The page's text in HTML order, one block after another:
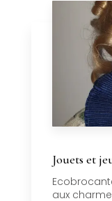
Jouets et
aux